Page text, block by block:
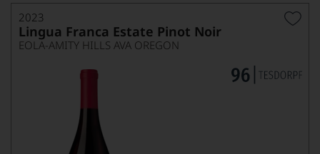
2023
Lingua Franca Estate Pinot Noir
EOLA-AMITY HILLS AVA OREGON